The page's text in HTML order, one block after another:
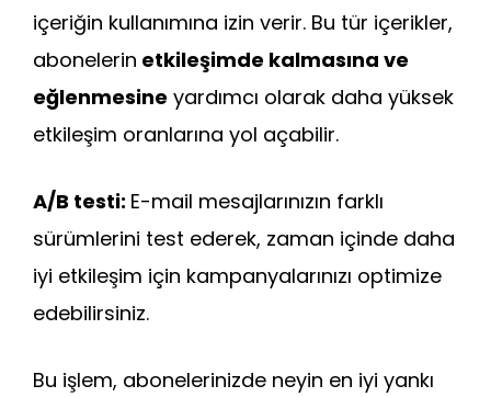
içeriğin kullanımına izin verir. Bu tür içerikler,
abonelerin etkileşimde kalmasına ve
eğlenmesine yardımcı olarak daha yüksek
etkileşim oranlarına yol açabilir.
A/B testi: E-mail mesajlarınızın farklı
sürümlerini test ederek, zaman içinde daha
iyi etkileşim için kampanyalarınızı optimize
edebilirsiniz.
Bu işlem, abonelerinizde neyin en iyi yankı